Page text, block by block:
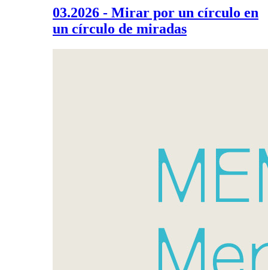
03.2026 - Mirar por un círculo en
un círculo de miradas